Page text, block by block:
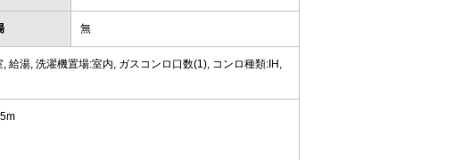
無
給湯, 洗濯機置場:室内, ガスコンロ口数(1), コンロ種類:IH,